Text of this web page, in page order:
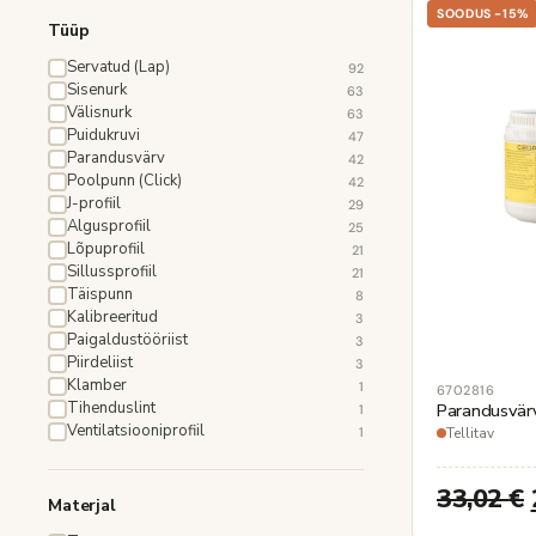
Tüüp
Servatud (Lap) 92
Sisenurk 63
Välisnurk 63
Puidukruvi 47
Parandusvärv 42
Poolpunn (Click) 42
J-profiil 29
Algusprofiil 25
Lõpuprofiil 21
Sillussprofiil 21
Täispunn 8
Kalibreeritud 3
Paigaldustööriist 3
Piirdeliist 3
Klamber 1
Tihenduslint 1
Ventilatsiooniprofiil 1
Materjal
SOODUS -15%
6702816
Tellitav
33,02€